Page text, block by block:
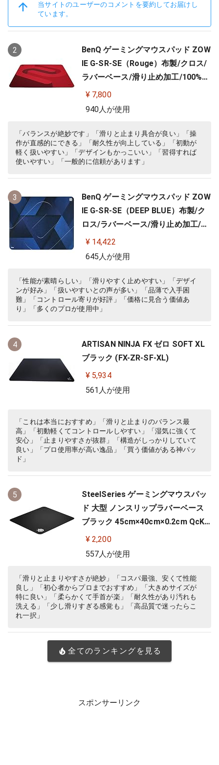
当サイトのユーザーのコメントを要約してお届けし
ています。
2
BenQ ゲーミングマウスパッド ZOW
IE G-SR-SE（Rouge）布製/クロス/
ラバーベース/滑り止め加工/100%フ
ルフラット/3.5mm
¥ 7,800
940人が使用
「バランスが絶妙です」「滑りと止まり具合が良い」「操
作が直感的にできる」「耐久性が向上している」「初動が
軽く扱いやすい」「デザインもかっこいい」「習得すれば
使いやすい」「一般的に信頼があります」
3
BenQ ゲーミングマウスパッド ZOW
IE G-SR-SE（DEEP BLUE）布製/ク
ロス/ラバーベース/滑り止め加工/10
0%フルフラット/3.5ｍｍ
¥ 14,422
645人が使用
「性能が素晴らしい」「滑りやすく止めやすい」「デザイ
ンが好み」「扱いやすいとの声が多い」「品薄で入手困
難」「コントロール寄りが好評」「価格に見合う価値あ
り」「多くのプロが使用中」
4
ARTISAN NINJA FX ゼロ SOFT XL
ブラック (FX-ZR-SF-XL)
¥ 5,934
561人が使用
「これは本当におすすめ」「滑りと止まりのバランス最
高」「初動軽くてコントロールしやすい」「湿気に強くて
安心」「止まりやすさが抜群」「構造がしっかりしていて
良い」「プロ使用率が高い逸品」「買う価値がある神パッ
ド」
5
SteelSeries ゲーミングマウスパッ
ド 大型 ノンスリップラバーベース
ブラック 45cm×40cm×0.2cm QcK
+ 63003
¥ 2,200
557人が使用
「滑りと止まりやすさが絶妙」「コスパ最強、安くて性能
良し」「初心者からプロまでおすすめ」「大きめサイズが
特に良い」「柔らかくて手首が楽」「耐久性があり汚れも
洗える」「少し滑りすぎる感覚も」「高品質で迷ったらこ
れ一択」
全てのランキングを見る
スポンサーリンク